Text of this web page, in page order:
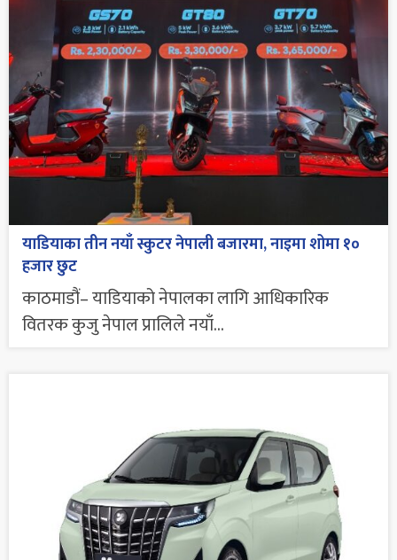
याडियाका तीन नयाँ स्कुटर नेपाली बजारमा, नाइमा शोमा १०
हजार छुट
काठमाडौं– याडियाको नेपालका लागि आधिकारिक
वितरक कुजु नेपाल प्रालिले नयाँ...